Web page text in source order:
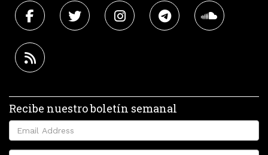
Recibe nuestro boletín semanal